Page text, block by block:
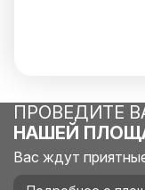
ПРОВЕДИТЕ
НАШЕЙ
Вас ждут